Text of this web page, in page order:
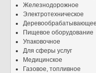
Железнодорожное
Электротехническое
Деревообрабатывающее
Пищевое оборудование
Упаковочное
Для сферы услуг
Медицинское
Газовое, топливное